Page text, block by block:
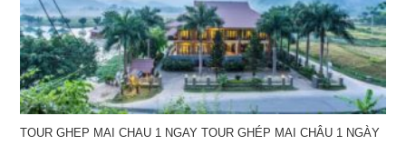
TOUR GHEP MAI CHAU 1 NGAY TOUR GHÉP MAI CHÂU 1 NGÀY